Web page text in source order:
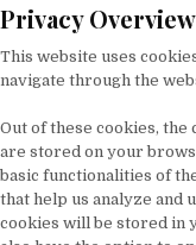
Privacy Overview
This website uses
navigate through the
Out of these cookies,
are stored on your
basic functionalities of
that help us analyze and
cookies will be stored in